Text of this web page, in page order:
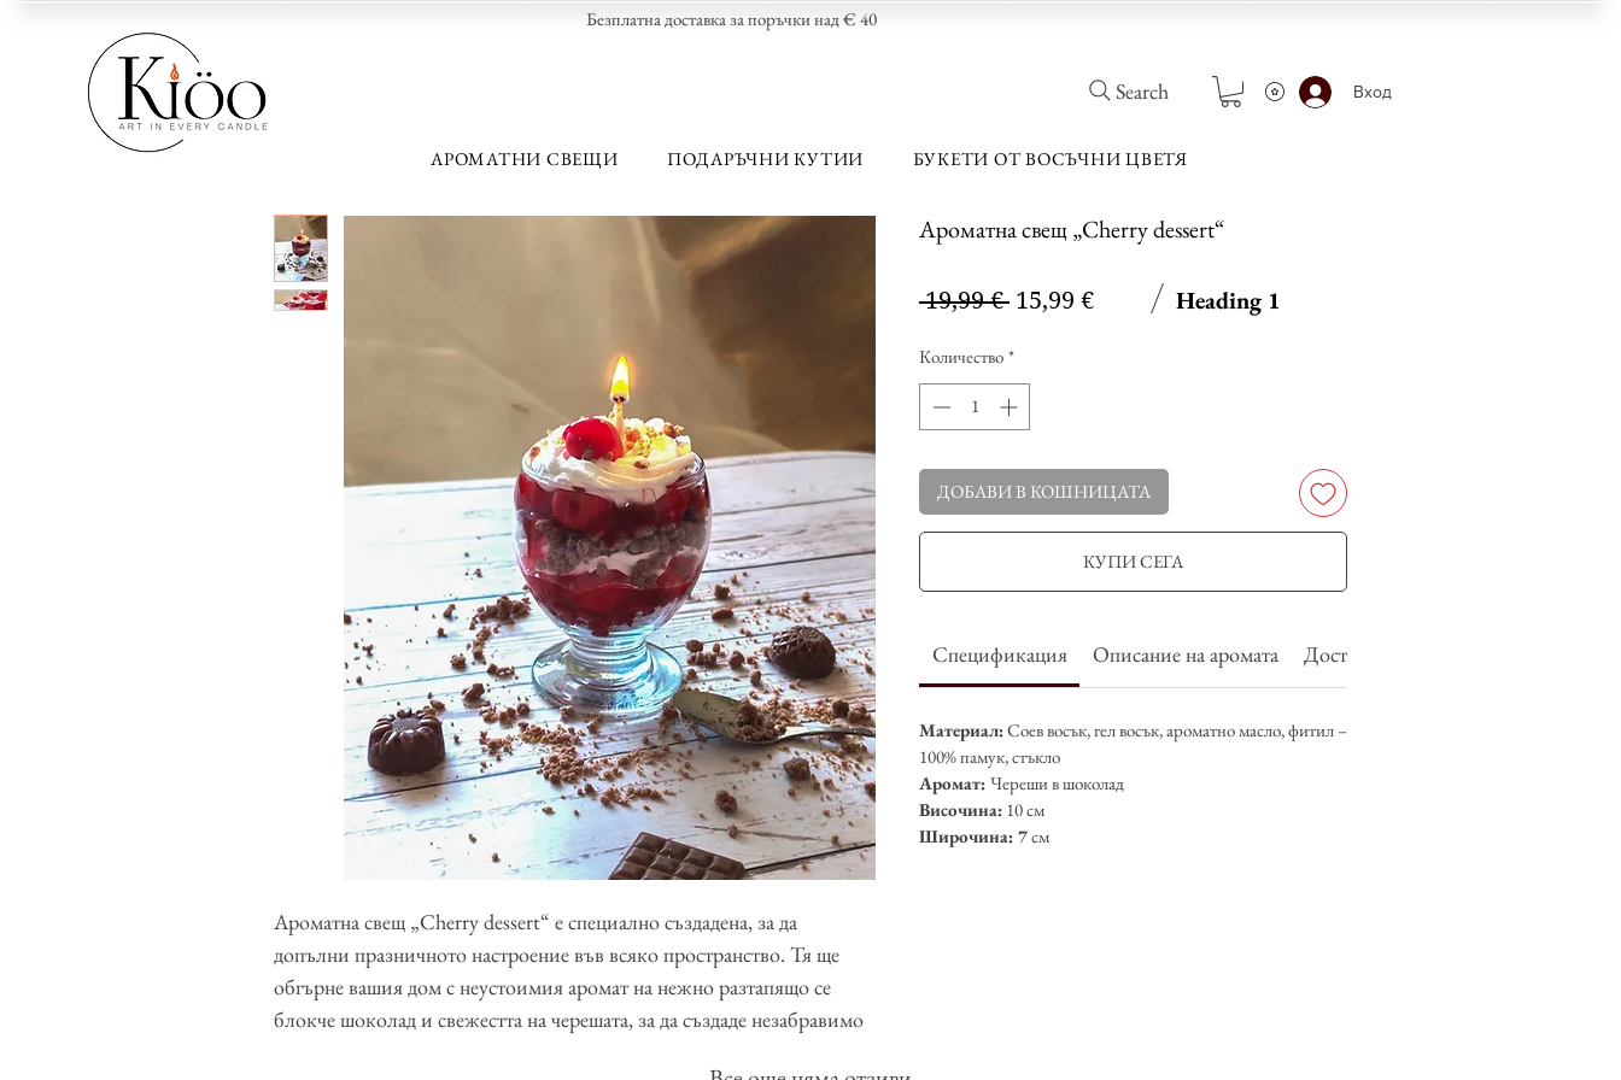
Безплатна доставка за поръчки над € 40
Search Вход
АРОМАТНИ СВЕЩИ ПОДАРЪЧНИ КУТИИ БУКЕТИ ОТ ВОСЪЧНИ ЦВЕТЯ
Ароматна свещ „Cherry dessert“ е специално създадена, за да
допълни празничното настроение във всяко пространство. Тя ще
обгърне вашия дом с неустоимия аромат на нежно разтапящо се
блокче шоколад и свежестта на черешата, за да създаде незабравимо
Ароматна свещ „Cherry dessert“
19,99 € Редовна
15,99 €Продажна
Количество *
ДОБАВИ В КОШНИЦАТА
КУПИ СЕГА
Спецификация Описание на аромата Доставка и връщане
Материал:Соев восък, гел восък, ароматно масло, фитил –
100% памук, стъкло
Аромат: Череши в шоколад
Височина: 10 см
Широчина: 7см
Heading 1